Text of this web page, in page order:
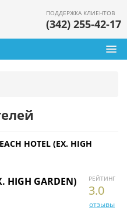
ПОДДЕРЖКА КЛИЕНТОВ
(342) 255-42-17
HOTEL (EX. HIGH
РЕЙТИНГ
3.0
отзывы
HIGH GARDEN)